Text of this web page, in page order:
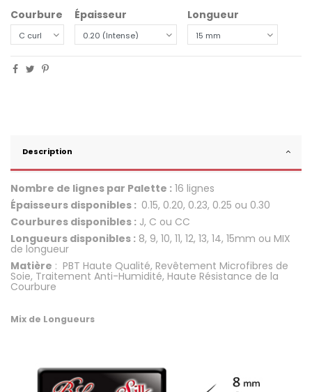
Courbure
Épaisseur Longueur
Description
Nombre de lignes par Palette : 16 lignes
Épaisseurs disponibles : 0.15, 0.20, 0.23, 0.25 ou 0.30
Courbures disponibles : J, C ou CC
Longueurs disponibles : 8, 9, 10, 11, 12, 13, 14, 15mm ou MIX
de longueur
Matière : PBT Haute Qualité, Revêtement Microfibres de
Soie, Traitement Anti-Humidité, Haute Résistance de la
Courbure
Mix de Longueurs